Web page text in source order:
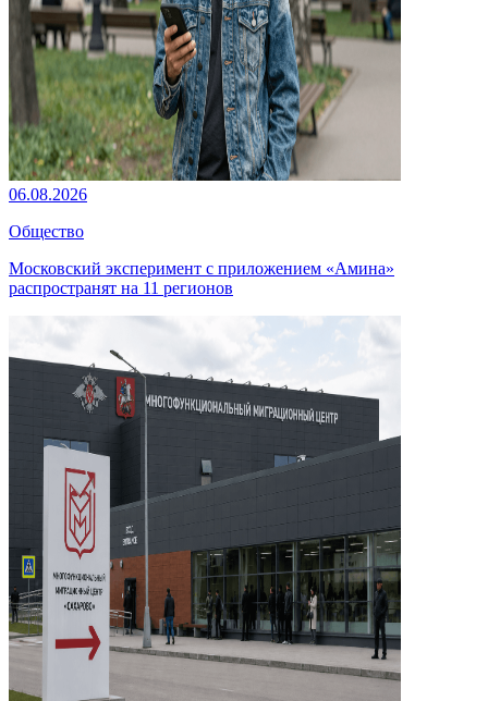
06.08.2026
Общество
Московский эксперимент с приложением «Амина»
распространят на 11 регионов